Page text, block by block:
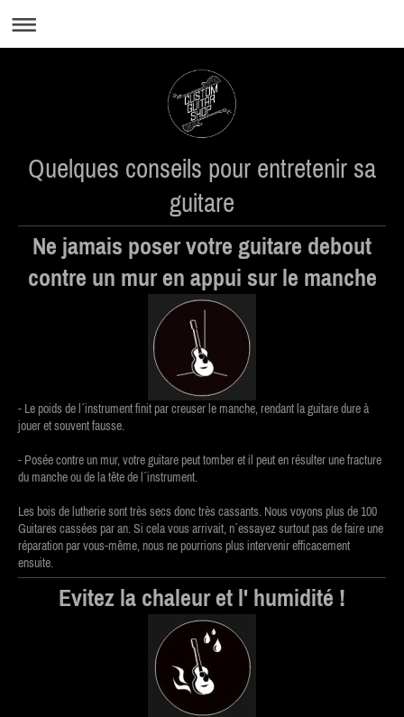
Quelques conseils pour entretenir sa
guitare
Ne jamais poser votre guitare debout
contre un mur en appui sur le manche
- Le poids de l´instrument finit par creuser le manche, rendant la guitare dure à
jouer et souvent fausse.
- Posée contre un mur, votre guitare peut tomber et il peut en résulter une fracture
du manche ou de la tête de l´instrument.
Les bois de lutherie sont très secs donc très cassants. Nous voyons plus de 100
Guitares cassées par an. Si cela vous arrivait, n´essayez surtout pas de faire une
réparation par vous-même, nous ne pourrions plus intervenir efficacement
ensuite.
Evitez la chaleur et l' humidité !